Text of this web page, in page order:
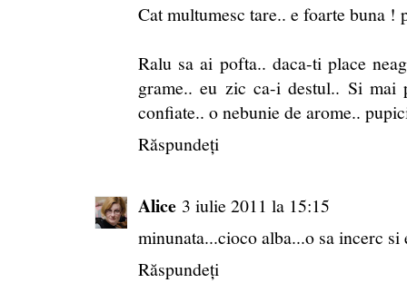
Cat multumesc tare.. e foarte buna !
Ralu sa ai pofta.. daca-ti place
grame.. eu zic ca-i destul.. Si
confiate.. o nebunie de arome..
Răspundeți
Alice 3 iulie 2011 la 15:15
minunata...cioco alba...o sa incerc
Răspundeți